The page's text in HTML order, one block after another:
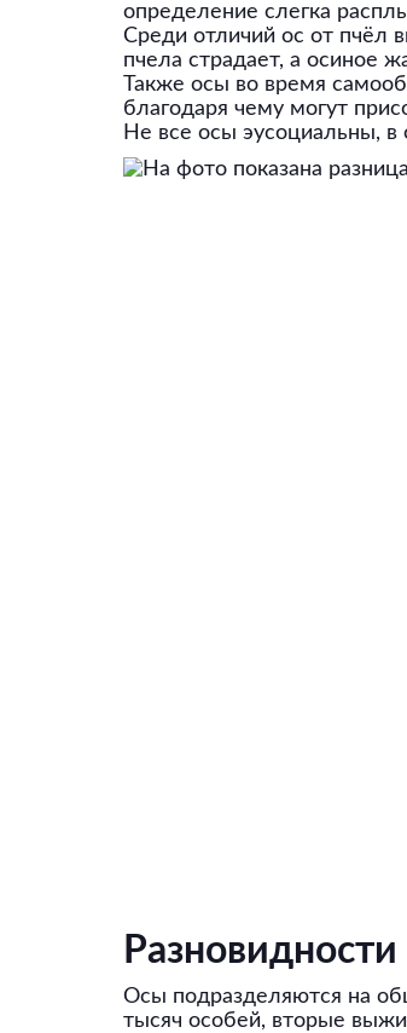
определение слегка
Среди отличий ос от пчёл
пчела страдает, а осиное
Также осы во время
благодаря чему могут
Не все осы эусоциальны, в
Разновидности
Осы подразделяются на
тысяч особей, вторые